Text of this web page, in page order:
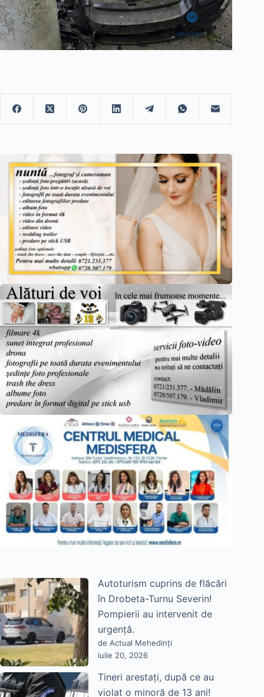
Autoturism cuprins de flăcări
în Drobeta-Turnu Severin!
Pompierii au intervenit de
urgență.
de Actual Mehedinți
iulie 20, 2026
Tineri arestați, după ce au
violat o minoră de 13 ani!